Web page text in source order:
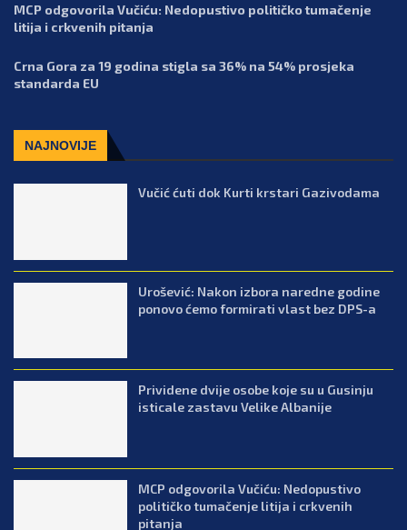
MCP odgovorila Vučiću: Nedopustivo političko tumačenje
litija i crkvenih pitanja
Crna Gora za 19 godina stigla sa 36% na 54% prosjeka
standarda EU
NAJNOVIJE
Vučić ćuti dok Kurti krstari Gazivodama
Urošević: Nakon izbora naredne godine
ponovo ćemo formirati vlast bez DPS-a
Prividene dvije osobe koje su u Gusinju
isticale zastavu Velike Albanije
MCP odgovorila Vučiću: Nedopustivo
političko tumačenje litija i crkvenih
pitanja